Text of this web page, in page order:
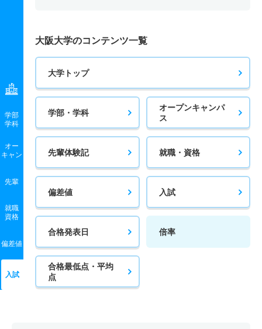
学部
学科
オー
キャン
先輩
就職
資格
偏差値
入試
大阪大学のコンテンツ一覧
大学トップ
学部・学科
オープンキャンパ
ス
先輩体験記 就職・資格
偏差値 入試
合格発表日 倍率
合格最低点・平均
点